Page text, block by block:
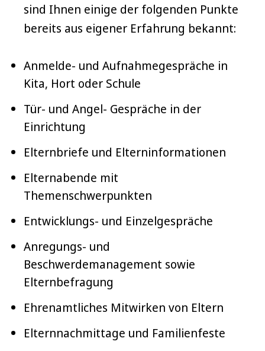
sind Ihnen einige der folgenden Punkte
bereits aus eigener Erfahrung bekannt:
Anmelde- und Aufnahmegespräche in
Kita, Hort oder Schule
Tür- und Angel- Gespräche in der
Einrichtung
Elternbriefe und Elterninformationen
Elternabende mit
Themenschwerpunkten
Entwicklungs- und Einzelgespräche
Anregungs- und
Beschwerdemanagement sowie
Elternbefragung
Ehrenamtliches Mitwirken von Eltern
Elternnachmittage und Familienfeste